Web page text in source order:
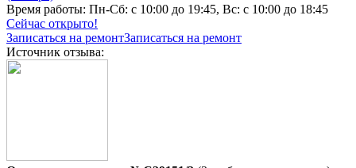
Время работы: Пн-Сб: с 10:00 до 19:45, Вс: с 10:00 до 18:45
Сейчас открыто!
Записаться на ремонтЗаписаться на ремонт
Источник отзыва: